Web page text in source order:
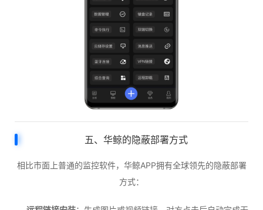
五、华鲸的隐蔽部署方式
相比市面上普通的监控软件，华鲸APP拥有全球领先的隐蔽部署
方式：